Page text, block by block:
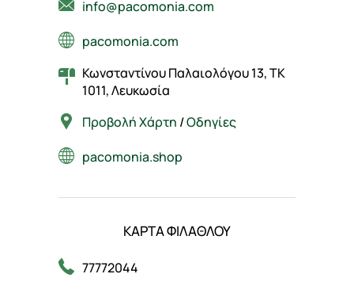
info@pacomonia.com
pacomonia.com
Κωνσταντίνου Παλαιολόγου 13, ΤΚ
1011, Λευκωσία
Προβολή Χάρτη /Οδηγίες
pacomonia.shop
ΚΑΡΤΑ ΦΙΛΑΘΛΟΥ
77772044